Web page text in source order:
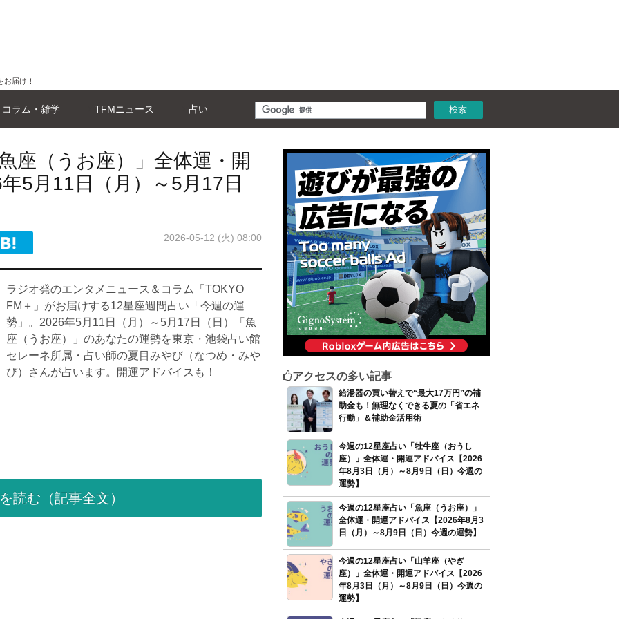
届け！
コラム・雑学 TFMニュース 占い
座（うお座）」全体運・開
5月11日（月）～5月17日
2026-05-12 (火) 08:00
ラジオ発のエンタメニュース＆コラム「TOKYO
FM＋」がお届けする12星座週間占い「今週の運
勢」。2026年5月11日（月）～5月17日（日）「魚
座（うお座）」のあなたの運勢を東京・池袋占い館
セレーネ所属・占い師の夏目みやび（なつめ・みや
び）さんが占います。開運アドバイスも！
読む（記事全文）
アクセスの多い記事
給湯器の買い替えで“最大17万円”の補
助金も！無理なくできる夏の「省エネ
行動」＆補助金活用術
今週の12星座占い「牡牛座（おうし
座）」全体運・開運アドバイス【2026
年8月3日（月）～8月9日（日）今週の
運勢】
今週の12星座占い「魚座（うお座）」
全体運・開運アドバイス【2026年8月3
日（月）～8月9日（日）今週の運勢】
今週の12星座占い「山羊座（やぎ
座）」全体運・開運アドバイス【2026
年8月3日（月）～8月9日（日）今週の
運勢】